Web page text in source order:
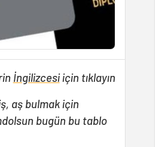
İngilizcesiiçin tıklayın
aş bulmak için
bugün bu tablo